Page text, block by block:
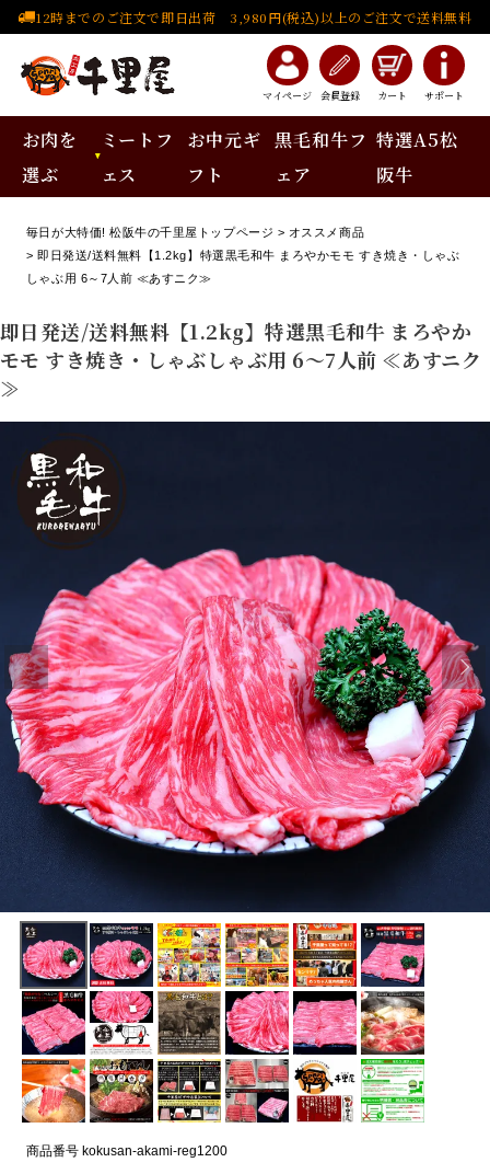
12時までのご注文で即日出荷 3,980円(税込)以上のご注文で送料無料
マイページ 会員登録 カート サポート
お肉を
選ぶ
ミートフ
ェス
お中元ギ
フト
黒毛和牛フ
ェア
特選A5松
阪牛
毎日が大特価! 松阪牛の千里屋トップページ
オススメ商品
即日発送/送料無料【1.2kg】特選黒毛和牛 まろやかモモ すき焼き・しゃぶ
しゃぶ用 6～7人前 ≪あすニク≫
即日発送/送料無料【1.2kg】特選黒毛和牛 まろやか
モモ すき焼き・しゃぶしゃぶ用 6～7人前 ≪あすニク
≫
商品番号 kokusan-akami-reg1200